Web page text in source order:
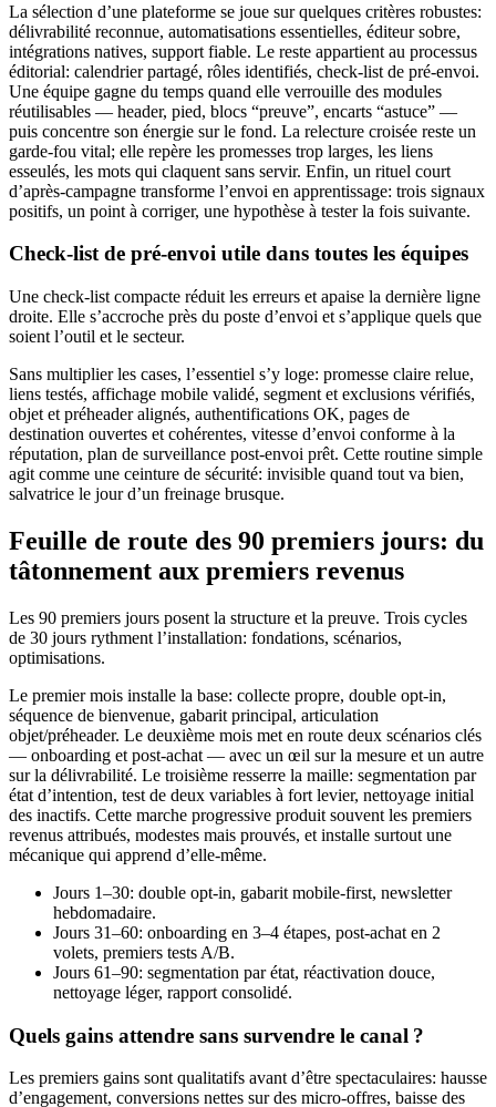
La sélection d’une plateforme se joue sur quelques critères robustes:
délivrabilité reconnue, automatisations essentielles, éditeur sobre,
intégrations natives, support fiable. Le reste appartient au processus
éditorial: calendrier partagé, rôles identifiés, check-list de pré-envoi.
Une équipe gagne du temps quand elle verrouille des modules
réutilisables — header, pied, blocs “preuve”, encarts “astuce” —
puis concentre son énergie sur le fond. La relecture croisée reste un
garde-fou vital; elle repère les promesses trop larges, les liens
esseulés, les mots qui claquent sans servir. Enfin, un rituel court
d’après-campagne transforme l’envoi en apprentissage: trois signaux
positifs, un point à corriger, une hypothèse à tester la fois suivante.
Check-list de pré-envoi utile dans toutes les équipes
Une check-list compacte réduit les erreurs et apaise la dernière ligne
droite. Elle s’accroche près du poste d’envoi et s’applique quels que
soient l’outil et le secteur.
Sans multiplier les cases, l’essentiel s’y loge: promesse claire relue,
liens testés, affichage mobile validé, segment et exclusions vérifiés,
objet et préheader alignés, authentifications OK, pages de
destination ouvertes et cohérentes, vitesse d’envoi conforme à la
réputation, plan de surveillance post-envoi prêt. Cette routine simple
agit comme une ceinture de sécurité: invisible quand tout va bien,
salvatrice le jour d’un freinage brusque.
Feuille de route des 90 premiers jours: du
tâtonnement aux premiers revenus
Les 90 premiers jours posent la structure et la preuve. Trois cycles
de 30 jours rythment l’installation: fondations, scénarios,
optimisations.
Le premier mois installe la base: collecte propre, double opt-in,
séquence de bienvenue, gabarit principal, articulation
objet/préheader. Le deuxième mois met en route deux scénarios clés
— onboarding et post-achat — avec un œil sur la mesure et un autre
sur la délivrabilité. Le troisième resserre la maille: segmentation par
état d’intention, test de deux variables à fort levier, nettoyage initial
des inactifs. Cette marche progressive produit souvent les premiers
revenus attribués, modestes mais prouvés, et installe surtout une
mécanique qui apprend d’elle-même.
Jours 1–30: double opt-in, gabarit mobile-first, newsletter
hebdomadaire.
Jours 31–60: onboarding en 3–4 étapes, post-achat en 2
volets, premiers tests A/B.
Jours 61–90: segmentation par état, réactivation douce,
nettoyage léger, rapport consolidé.
Quels gains attendre sans survendre le canal ?
Les premiers gains sont qualitatifs avant d’être spectaculaires: hausse
d’engagement, conversions nettes sur des micro-offres, baisse des